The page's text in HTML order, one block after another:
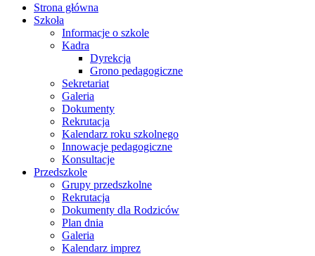
Strona główna
Szkoła
Informacje o szkole
Kadra
Dyrekcja
Grono pedagogiczne
Sekretariat
Galeria
Dokumenty
Rekrutacja
Kalendarz roku szkolnego
Innowacje pedagogiczne
Konsultacje
Przedszkole
Grupy przedszkolne
Rekrutacja
Dokumenty dla Rodziców
Plan dnia
Galeria
Kalendarz imprez